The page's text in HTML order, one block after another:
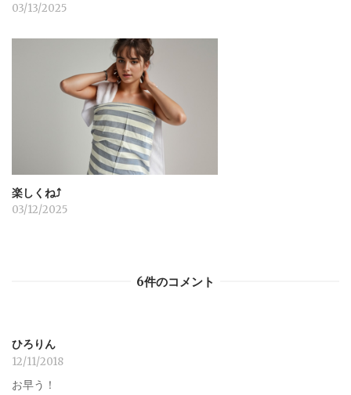
03/13/2025
楽しくね⤴︎
03/12/2025
6件のコメント
ひろりん
12/11/2018
お早う！